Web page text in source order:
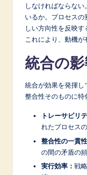
しなければならな
いるか。プロセス
しい方向性を反映す
これにより、動機が
統合の
統合が効果を発揮し
整合性そのものに特
トレーサビリ
れたプロセスの
整合性の一貫性
の間の矛盾の頻
実行効率： 戦